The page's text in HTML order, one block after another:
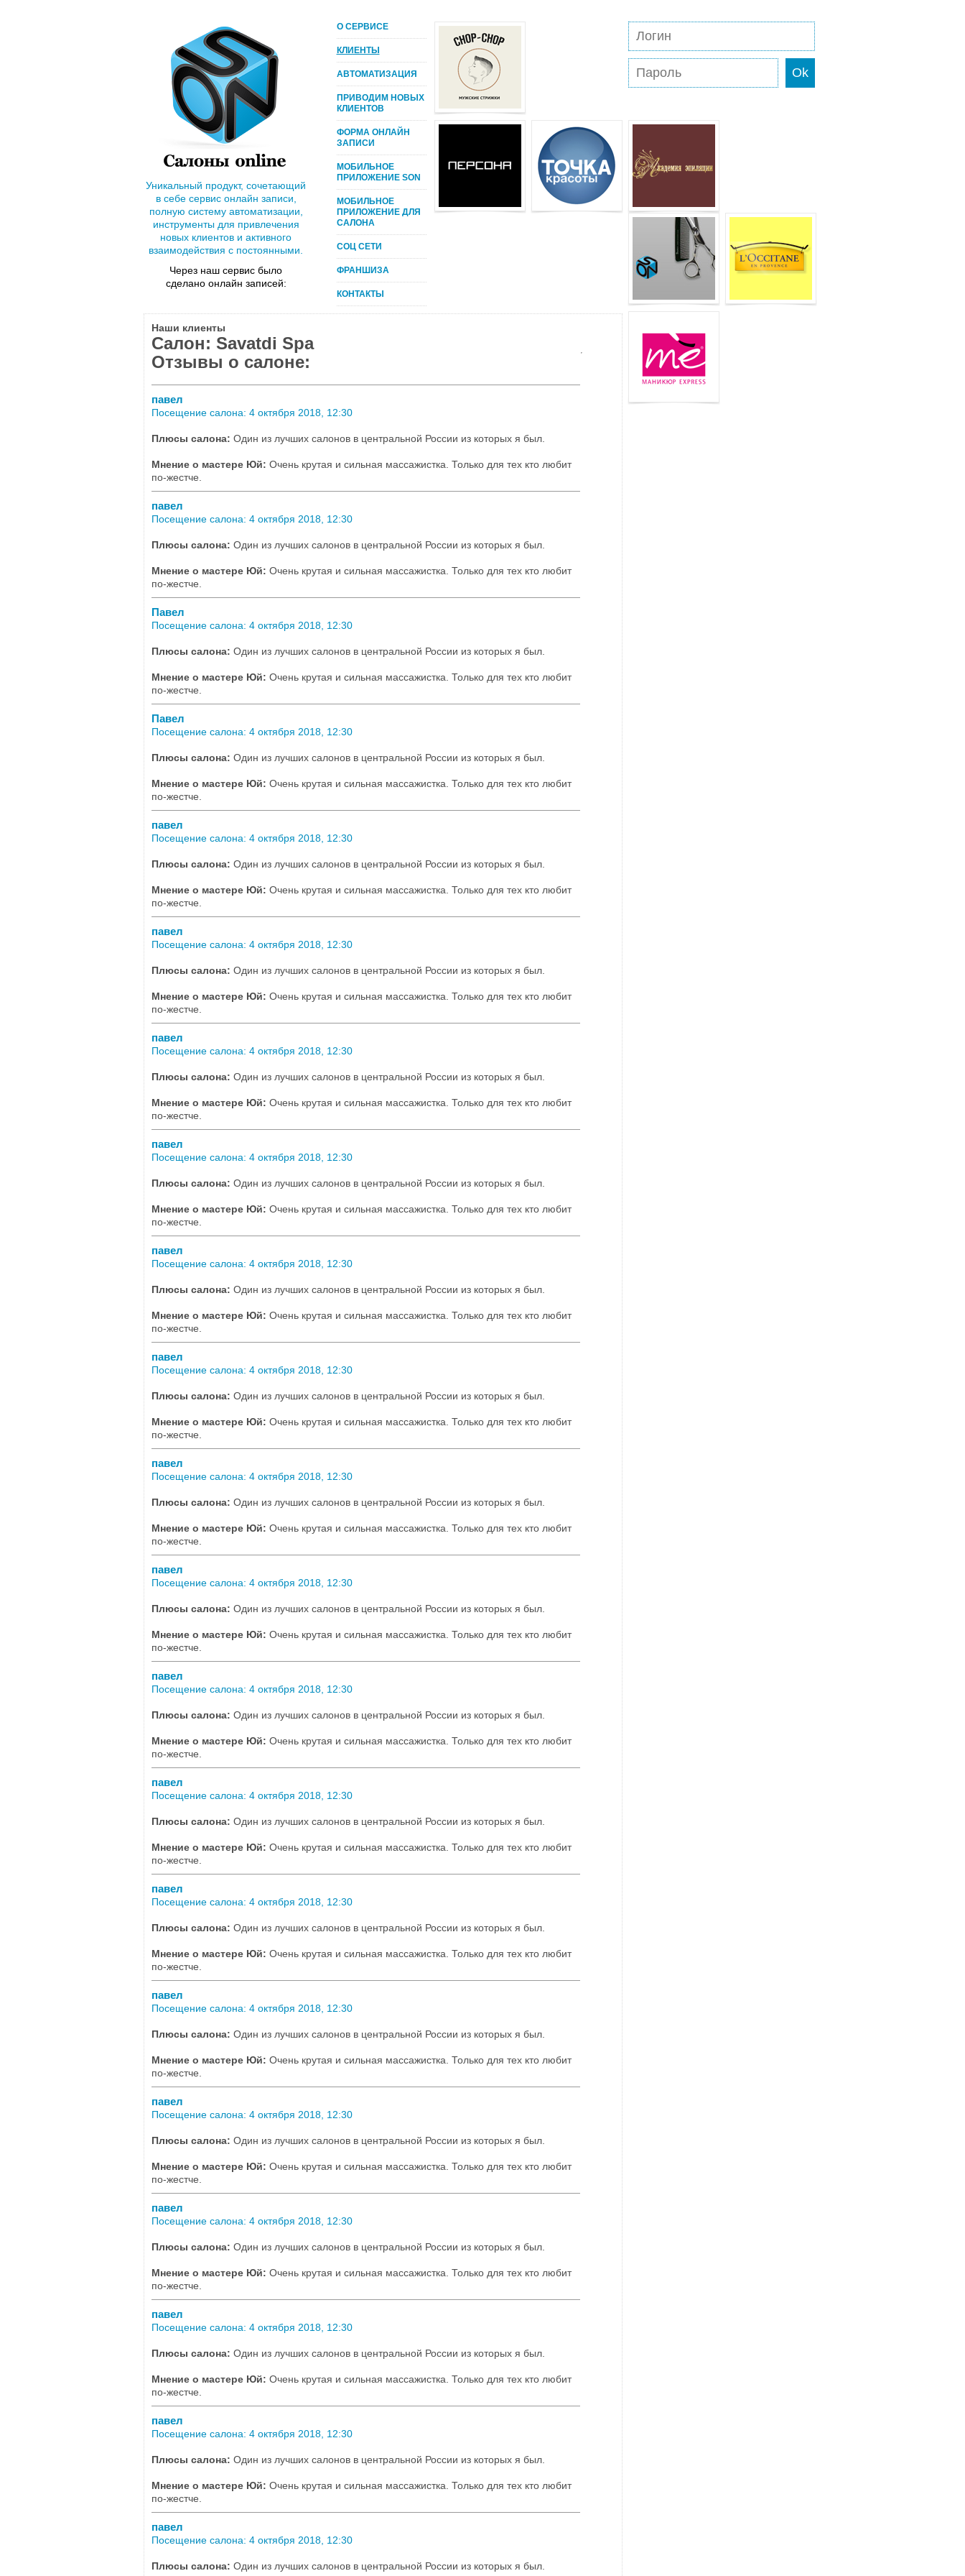
Уникальный продукт, сочетающий
в себе сервис онлайн записи,
полную систему автоматизации,
инструменты для привлечения
новых клиентов и активного
взаимодействия с постоянными.
Через наш сервис было
сделано онлайн записей:
О СЕРВИСЕ
КЛИЕНТЫ
АВТОМАТИЗАЦИЯ
ПРИВОДИМ НОВЫХ
КЛИЕНТОВ
ФОРМА ОНЛАЙН
ЗАПИСИ
МОБИЛЬНОЕ
ПРИЛОЖЕНИЕ SON
МОБИЛЬНОЕ
ПРИЛОЖЕНИЕ ДЛЯ
САЛОНА
СОЦ СЕТИ
ФРАНШИЗА
КОНТАКТЫ
Наши клиенты
Салон: Savatdi Spa
Отзывы о салоне:
павел
Посещение салона: 4 октября 2018, 12:30
Плюсы салона: Один из лучших салонов в центральной России из которых я был.
Мнение о мастере Юй: Очень крутая и сильная массажистка. Только для тех кто любит
по-жестче.
павел
Посещение салона: 4 октября 2018, 12:30
Плюсы салона: Один из лучших салонов в центральной России из которых я был.
Мнение о мастере Юй: Очень крутая и сильная массажистка. Только для тех кто любит
по-жестче.
Павел
Посещение салона: 4 октября 2018, 12:30
Плюсы салона: Один из лучших салонов в центральной России из которых я был.
Мнение о мастере Юй: Очень крутая и сильная массажистка. Только для тех кто любит
по-жестче.
Павел
Посещение салона: 4 октября 2018, 12:30
Плюсы салона: Один из лучших салонов в центральной России из которых я был.
Мнение о мастере Юй: Очень крутая и сильная массажистка. Только для тех кто любит
по-жестче.
павел
Посещение салона: 4 октября 2018, 12:30
Плюсы салона: Один из лучших салонов в центральной России из которых я был.
Мнение о мастере Юй: Очень крутая и сильная массажистка. Только для тех кто любит
по-жестче.
павел
Посещение салона: 4 октября 2018, 12:30
Плюсы салона: Один из лучших салонов в центральной России из которых я был.
Мнение о мастере Юй: Очень крутая и сильная массажистка. Только для тех кто любит
по-жестче.
павел
Посещение салона: 4 октября 2018, 12:30
Плюсы салона: Один из лучших салонов в центральной России из которых я был.
Мнение о мастере Юй: Очень крутая и сильная массажистка. Только для тех кто любит
по-жестче.
павел
Посещение салона: 4 октября 2018, 12:30
Плюсы салона: Один из лучших салонов в центральной России из которых я был.
Мнение о мастере Юй: Очень крутая и сильная массажистка. Только для тех кто любит
по-жестче.
павел
Посещение салона: 4 октября 2018, 12:30
Плюсы салона: Один из лучших салонов в центральной России из которых я был.
Мнение о мастере Юй: Очень крутая и сильная массажистка. Только для тех кто любит
по-жестче.
павел
Посещение салона: 4 октября 2018, 12:30
Плюсы салона: Один из лучших салонов в центральной России из которых я был.
Мнение о мастере Юй: Очень крутая и сильная массажистка. Только для тех кто любит
по-жестче.
павел
Посещение салона: 4 октября 2018, 12:30
Плюсы салона: Один из лучших салонов в центральной России из которых я был.
Мнение о мастере Юй: Очень крутая и сильная массажистка. Только для тех кто любит
по-жестче.
павел
Посещение салона: 4 октября 2018, 12:30
Плюсы салона: Один из лучших салонов в центральной России из которых я был.
Мнение о мастере Юй: Очень крутая и сильная массажистка. Только для тех кто любит
по-жестче.
павел
Посещение салона: 4 октября 2018, 12:30
Плюсы салона: Один из лучших салонов в центральной России из которых я был.
Мнение о мастере Юй: Очень крутая и сильная массажистка. Только для тех кто любит
по-жестче.
павел
Посещение салона: 4 октября 2018, 12:30
Плюсы салона: Один из лучших салонов в центральной России из которых я был.
Мнение о мастере Юй: Очень крутая и сильная массажистка. Только для тех кто любит
по-жестче.
павел
Посещение салона: 4 октября 2018, 12:30
Плюсы салона: Один из лучших салонов в центральной России из которых я был.
Мнение о мастере Юй: Очень крутая и сильная массажистка. Только для тех кто любит
по-жестче.
павел
Посещение салона: 4 октября 2018, 12:30
Плюсы салона: Один из лучших салонов в центральной России из которых я был.
Мнение о мастере Юй: Очень крутая и сильная массажистка. Только для тех кто любит
по-жестче.
павел
Посещение салона: 4 октября 2018, 12:30
Плюсы салона: Один из лучших салонов в центральной России из которых я был.
Мнение о мастере Юй: Очень крутая и сильная массажистка. Только для тех кто любит
по-жестче.
павел
Посещение салона: 4 октября 2018, 12:30
Плюсы салона: Один из лучших салонов в центральной России из которых я был.
Мнение о мастере Юй: Очень крутая и сильная массажистка. Только для тех кто любит
по-жестче.
павел
Посещение салона: 4 октября 2018, 12:30
Плюсы салона: Один из лучших салонов в центральной России из которых я был.
Мнение о мастере Юй: Очень крутая и сильная массажистка. Только для тех кто любит
по-жестче.
павел
Посещение салона: 4 октября 2018, 12:30
Плюсы салона: Один из лучших салонов в центральной России из которых я был.
Мнение о мастере Юй: Очень крутая и сильная массажистка. Только для тех кто любит
по-жестче.
павел
Посещение салона: 4 октября 2018, 12:30
Плюсы салона: Один из лучших салонов в центральной России из которых я был.